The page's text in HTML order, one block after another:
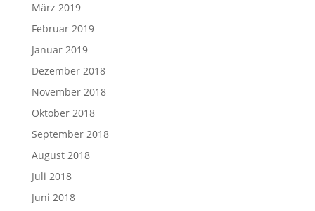
März 2019
Februar 2019
Januar 2019
Dezember 2018
November 2018
Oktober 2018
September 2018
August 2018
Juli 2018
Juni 2018